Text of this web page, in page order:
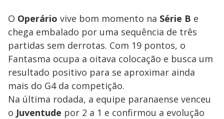
O Operário vive bom momento na Série B e
chega embalado por uma sequência de três
partidas sem derrotas. Com 19 pontos, o
Fantasma ocupa a oitava colocação e busca um
resultado positivo para se aproximar ainda
mais do G4 da competição.
Na última rodada, a equipe paranaense venceu
o Juventude por 2 a 1 e confirmou a evolução